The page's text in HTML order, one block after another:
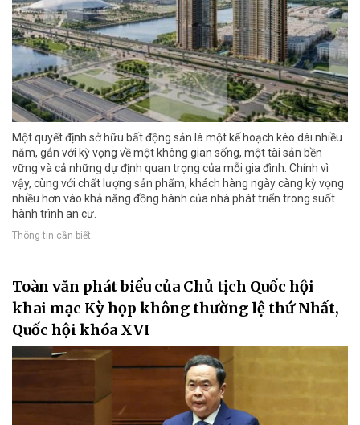
Một quyết định sở hữu bất động sản là một kế hoạch kéo dài nhiều
năm, gắn với kỳ vọng về một không gian sống, một tài sản bền
vững và cả những dự định quan trọng của mỗi gia đình. Chính vì
vậy, cùng với chất lượng sản phẩm, khách hàng ngày càng kỳ vọng
nhiều hơn vào khả năng đồng hành của nhà phát triển trong suốt
hành trình an cư.
Thông tin cần biết
Toàn văn phát biểu của Chủ tịch Quốc hội
khai mạc Kỳ họp không thường lệ thứ Nhất,
Quốc hội khóa XVI